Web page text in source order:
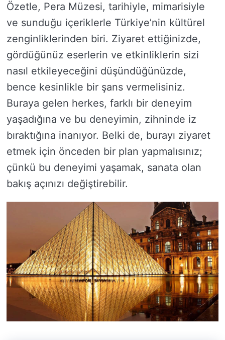
Özetle, Pera Müzesi, tarihiyle, mimarisiyle
ve sunduğu içeriklerle Türkiye’nin kültürel
zenginliklerinden biri. Ziyaret ettiğinizde,
gördüğünüz eserlerin ve etkinliklerin sizi
nasıl etkileyeceğini düşündüğünüzde,
bence kesinlikle bir şans vermelisiniz.
Buraya gelen herkes, farklı bir deneyim
yaşadığına ve bu deneyimin, zihninde iz
bıraktığına inanıyor. Belki de, burayı ziyaret
etmek için önceden bir plan yapmalısınız;
çünkü bu deneyimi yaşamak, sanata olan
bakış açınızı değiştirebilir.